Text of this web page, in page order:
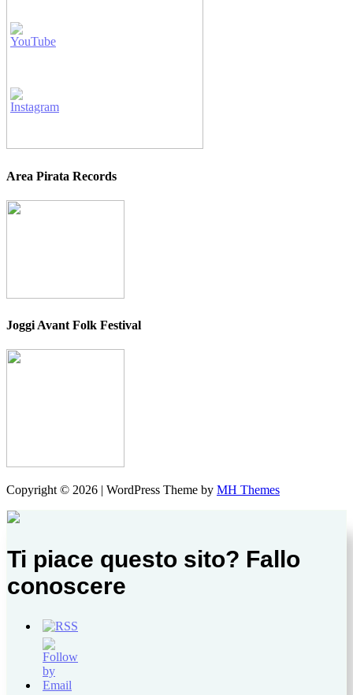
Area Pirata Records
Joggi Avant Folk Festival
Copyright © 2026 | WordPress Theme by MH Themes
Ti piace questo sito? Fallo
conoscere